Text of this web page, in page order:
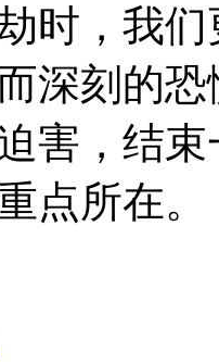
时，我
深刻的
害，结
点所在。